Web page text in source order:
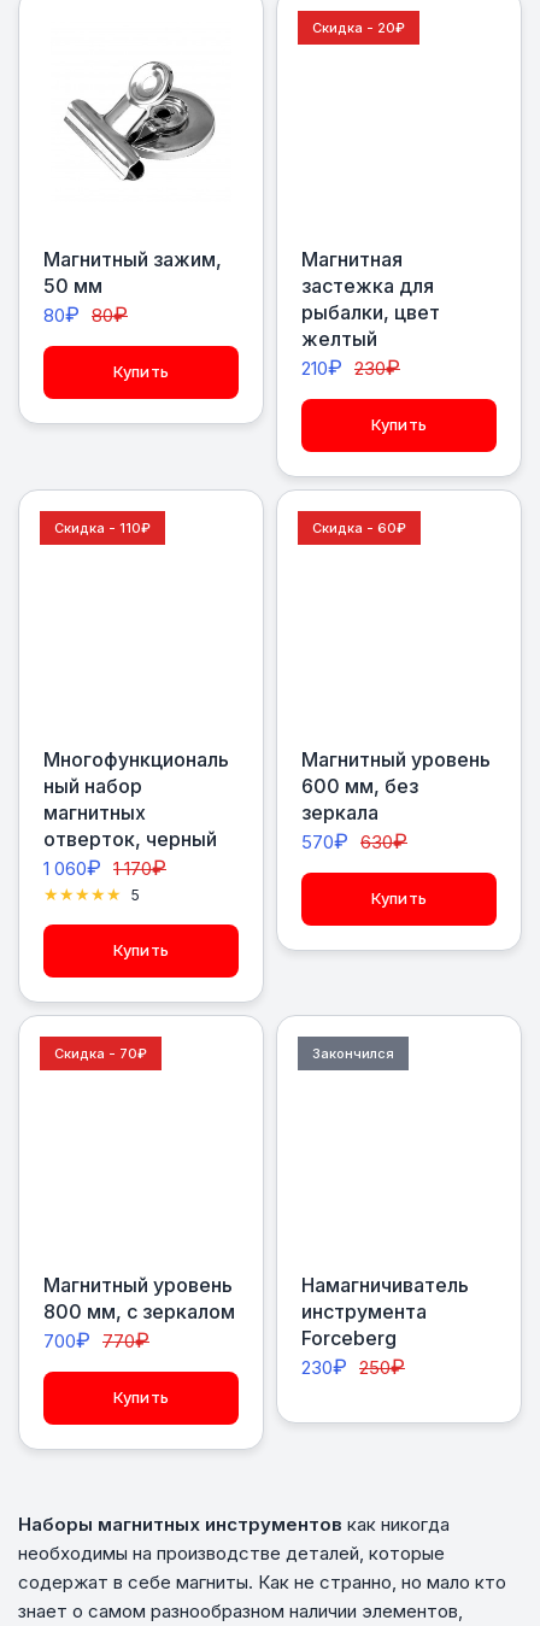
Магнитный зажим,
50 мм
80₽ 80₽
Купить
Скидка - 20₽
Магнитная
застежка для
рыбалки, цвет
желтый
210₽ 230₽
Купить
Скидка - 110₽
Многофункциональ
ный набор
магнитных
отверток, черный
1 060₽ 1 170₽
5
Купить
Скидка - 60₽
Магнитный уровень
600 мм, без
зеркала
570₽ 630₽
Купить
Скидка - 70₽
Магнитный уровень
800 мм, с зеркалом
700₽ 770₽
Купить
Закончился
Намагничиватель
инструмента
Forceberg
230₽ 250₽
Наборы магнитных инструментов как никогда
необходимы на производстве деталей, которые
содержат в себе магниты. Как не странно, но мало кто
знает о самом разнообразном наличии элементов,